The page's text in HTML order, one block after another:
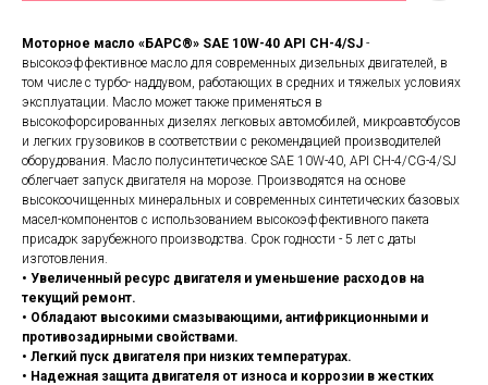
Моторное масло «БАРС®» SAE 10W-40 API CH-4/SJ -
высокоэффективное масло для современных дизельных двигателей, в
том числе с турбо- наддувом, работающих в средних и тяжелых условиях
эксплуатации. Масло может также применяться в
высокофорсированных дизелях легковых автомобилей, микроавтобусов
и легких грузовиков в соответствии с рекомендацией производителей
оборудования. Масло полусинтетическое SAE 10W-40, API CН-4/CG-4/SJ
облегчает запуск двигателя на морозе. Производятся на основе
высокоочищенных минеральных и современных синтетических базовых
масел-компонентов с использованием высокоэффективного пакета
присадок зарубежного производства. Срок годности - 5 лет с даты
изготовления.
• Увеличенный ресурс двигателя и уменьшение расходов на
текущий ремонт.
• Обладают высокими смазывающими, антифрикционными и
противозадирными свойствами.
• Легкий пуск двигателя при низких температурах.
• Надежная защита двигателя от износа и коррозии в жестких